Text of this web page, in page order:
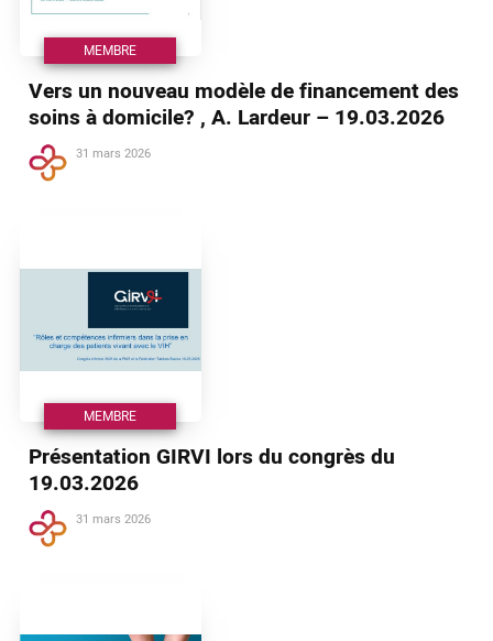
MEMBRE
Vers un nouveau modèle de financement des
soins à domicile? , A. Lardeur – 19.03.2026
31 mars 2026
MEMBRE
Présentation GIRVI lors du congrès du
19.03.2026
31 mars 2026